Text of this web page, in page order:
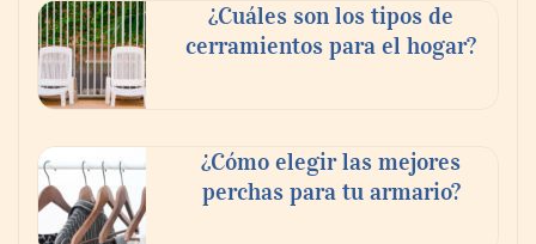
¿Cuáles son los tipos de
cerramientos para el hogar?
¿Cómo elegir las mejores
perchas para tu armario?